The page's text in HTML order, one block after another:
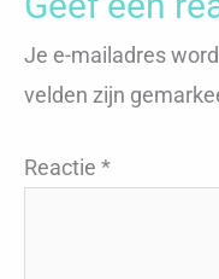
Je e-mailadres
velden zijn
Reactie *